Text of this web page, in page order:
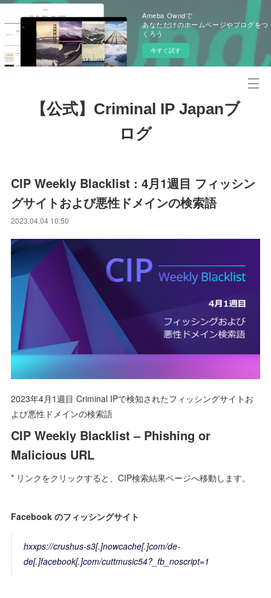
Ameba Owndで
あなただけのホームページやブログをつ
くろう
今すぐ試す
【公式】Criminal IP Japanブ
ログ
CIP Weekly Blacklist : 4月1週目 フィッシン
グサイトおよび悪性ドメインの検索語
2023.04.04 10:50
2023年4月1週目 Criminal IPで検知されたフィッシングサイトお
よび悪性ドメインの検索語
CIP Weekly Blacklist – Phishing or
Malicious URL
* リンクをクリックすると、CIP検索結果ページへ移動します。
Facebook のフィッシングサイト
hxxps://crushus-s3[.]nowcache[.]com/de-
de[.]facebook[.]com/cuttmusic54?_fb_noscript=1